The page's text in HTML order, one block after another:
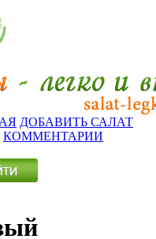
ДОБАВИТЬ САЛАТ
КОММЕНТАРИИ